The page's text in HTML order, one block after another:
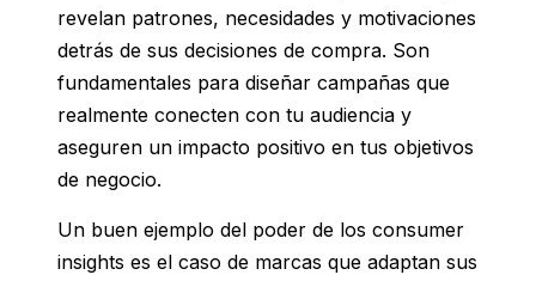
revelan patrones, necesidades y motivaciones
detrás de sus decisiones de compra. Son
fundamentales para diseñar campañas que
realmente conecten con tu audiencia y
aseguren un impacto positivo en tus objetivos
de negocio.
Un buen ejemplo del poder de los consumer
insights es el caso de marcas que adaptan sus